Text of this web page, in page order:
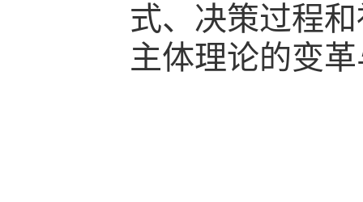
式、决策过程
主体理论的变